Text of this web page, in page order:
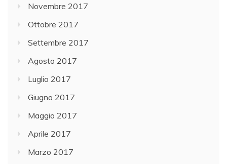
Novembre 2017
Ottobre 2017
Settembre 2017
Agosto 2017
Luglio 2017
Giugno 2017
Maggio 2017
Aprile 2017
Marzo 2017